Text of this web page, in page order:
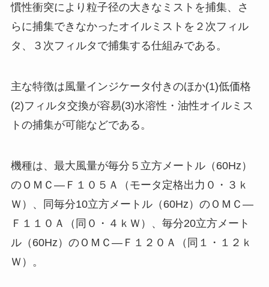
慣性衝突により粒子径の大きなミストを捕集、さ
らに捕集できなかったオイルミストを２次フィル
タ、３次フィルタで捕集する仕組みである。
主な特徴は風量インジケータ付きのほか(1)低価格
(2)フィルタ交換が容易(3)水溶性・油性オイルミス
トの捕集が可能などである。
機種は、最大風量が毎分５立方メートル（60Hz）
のＯＭＣ―Ｆ１０５Ａ（モータ定格出力０・３ｋ
Ｗ）、同毎分10立方メートル（60Hz）のＯＭＣ―
Ｆ１１０Ａ（同０・４ｋＷ）、毎分20立方メート
ル（60Hz）のＯＭＣ―Ｆ１２０Ａ（同１・１２ｋ
Ｗ）。